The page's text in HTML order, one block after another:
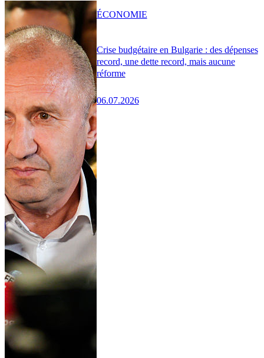
Crise budgétaire en Bulgarie : des dépenses
record, une dette record, mais aucune
réforme
06.07.2026
ÉCONOMIE